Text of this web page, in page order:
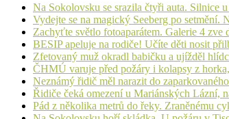
Na Sokolovsku se srazila čtyři auta. Silnice
Vydejte se na magický Seeberg po setmění.
Zachyťte světlo fotoaparátem. Galerie 4
BESIP apeluje na rodiče! Učíte děti nosit
Zfetovaný muž okradl babičku a ujížděl
ČHMÚ varuje před požáry i kolapsy z
Neznámý řidič měl narazit do
Řidiče čeká omezení u Mariánských Lázní,
Pád z několika metrů do řeky. Zraněnému